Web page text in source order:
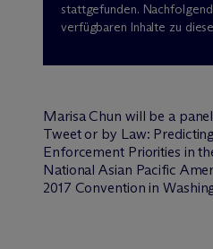
stattgefunden.
verfügbaren Inhalte zu
Marisa Chun will be a
Tweet or by Law:
Enforcement Priorities in
National Asian Pacific
2017 Convention in